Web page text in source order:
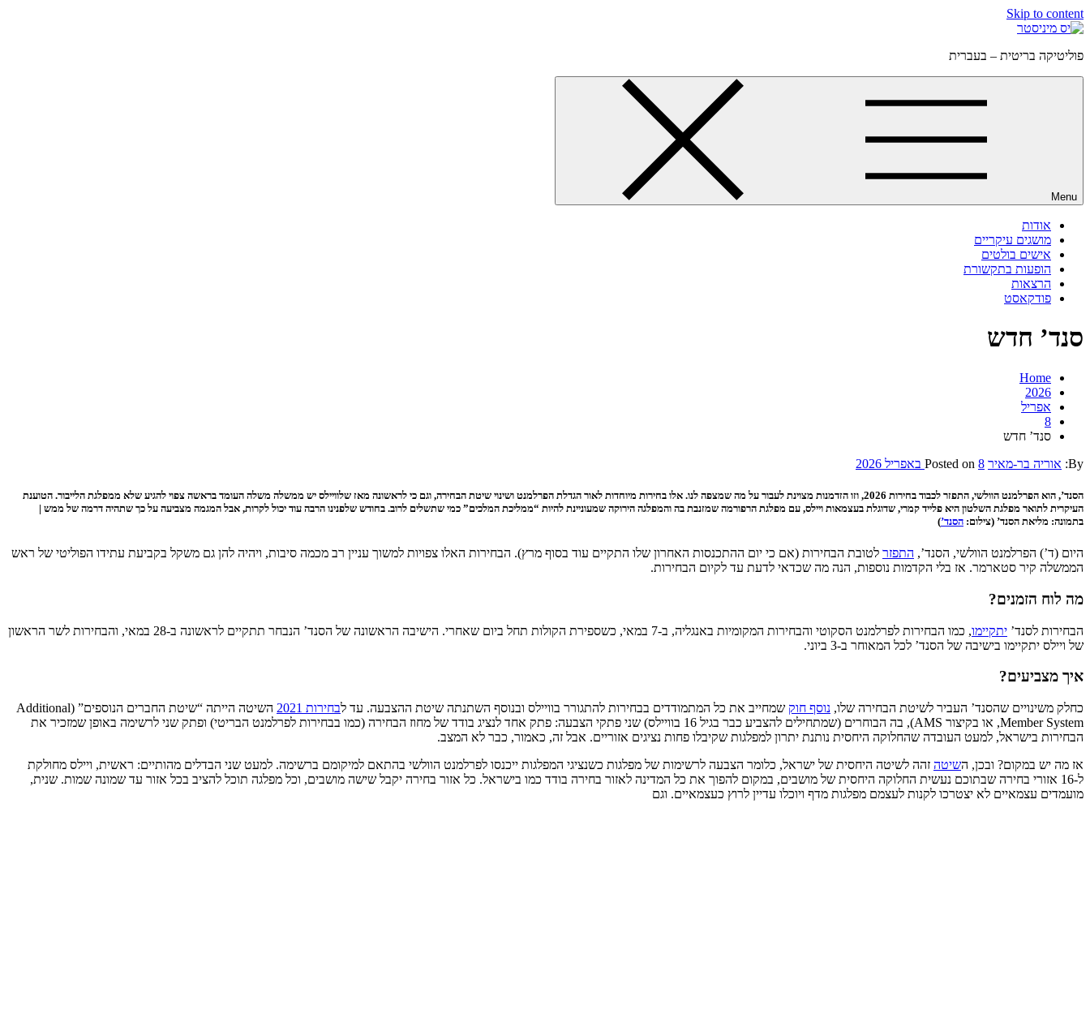
Skip to content
פוליטיקה בריטית – בעברית
Menu
אודות
מושגים עיקריים
אישים בולטים
הופעות בתקשורת
הרצאות
פודקאסט
סנד’ חדש
Home
2026
אפריל
8
סנד’ חדש
By: אוריה בר-מאיר Posted on 8 באפריל 2026
הסנד’, הוא הפרלמנט הוולשי, התפזר לכבוד בחירות 2026, וזו הזדמנות מצוינת לעבור על מה שמצפה לנו. אלו בחירות מיוחדות לאור הגדלת הפרלמנט ושינוי שיטת הבחירה, וגם כי לראשונה מאז שלוויילס יש ממשלה משלה העומד בראשה צפוי להגיע שלא ממפלגת הלייבור. הטוענת
העיקרית לתואר מפלגת השלטון היא פלייד קמרי, שדוגלת בעצמאות ויילס, עם מפלגת הרפורמה שמזנבת בה והמפלגה הירוקה שמעוניינת להיות “ממליכת המלכים” כמי שתשלים לרוב. בחודש שלפנינו הרבה עוד יכול לקרות, אבל המגמה מצביעה על כך שתהיה דרמה של ממש |
בתמונה: מליאת הסנד’ (צילום: הסנד’)
היום (ד’) הפרלמנט הוולשי, הסנד’, התפזר לטובת הבחירות (אם כי יום ההתכנסות האחרון שלו התקיים עוד בסוף מרץ). הבחירות האלו צפויות למשוך עניין רב מכמה סיבות, ויהיה להן גם משקל בקביעת עתידו הפוליטי של ראש
הממשלה קיר סטארמר. אז בלי הקדמות נוספות, הנה מה שכדאי לדעת עד לקיום הבחירות.
מה לוח הזמנים?
הבחירות לסנד’ יתקיימו
, כמו הבחירות לפרלמנט הסקוטי והבחירות המקומיות באנגליה, ב-7 במאי, כשספירת הקולות תחל ביום שאחרי. הישיבה הראשונה של הסנד’ הנבחר תתקיים לראשונה ב-28 במאי, והבחירות לשר הראשון
של ויילס יתקיימו בישיבה של הסנד’ לכל המאוחר ב-3 ביוני.
איך מצביעים?
כחלק משינויים שהסנד’ העביר לשיטת הבחירה שלו, נוסף חוק שמחייב את כל המתמודדים בבחירות להתגורר בוויילס ובנוסף השתנתה שיטת ההצבעה. עד לבחירות 2021
השיטה הייתה “שיטת החברים הנוספים” (Additional
Member System, או בקיצור AMS), בה הבוחרים (שמתחילים להצביע כבר בגיל 16 בוויילס) שני פתקי הצבעה: פתק אחד לנציג בודד של מחוז הבחירה (כמו בבחירות לפרלמנט הבריטי) ופתק שני לרשימה באופן שמזכיר את
הבחירות בישראל, למעט העובדה שהחלוקה היחסית נותנת יתרון למפלגות שקיבלו פחות נציגים אזוריים. אבל זה, כאמור, כבר לא המצב.
אז מה יש במקום? ובכן, השיטה זהה לשיטה היחסית של ישראל, כלומר הצבעה לרשימות של מפלגות כשנציגי המפלגות ייכנסו לפרלמנט הוולשי בהתאם למיקומם ברשימה. למעט שני הבדלים מהותיים: ראשית, ויילס מחולקת
ל-16 אזורי בחירה שבתוכם נעשית החלוקה היחסית של מושבים, במקום להפוך את כל המדינה לאזור בחירה בודד כמו בישראל. כל אזור בחירה יקבל שישה מושבים, וכל מפלגה תוכל להציב בכל אזור עד שמונה שמות. שנית,
מועמדים עצמאיים לא יצטרכו לקנות לעצמם מפלגות מדף ויוכלו עדיין לרוץ כעצמאיים. וגם